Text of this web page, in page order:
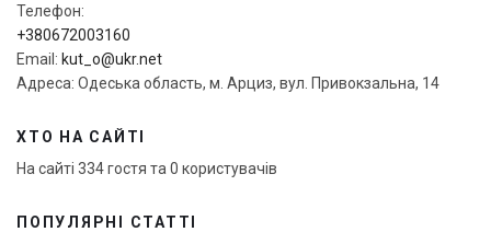
Телефон:
+380672003160
Email: kut_o@ukr.net
Адреса: Одеська область, м. Арциз, вул. Привокзальна, 14
ХТО НА САЙТІ
На сайті 334 гостя та 0 користувачів
ПОПУЛЯРНІ СТАТТІ